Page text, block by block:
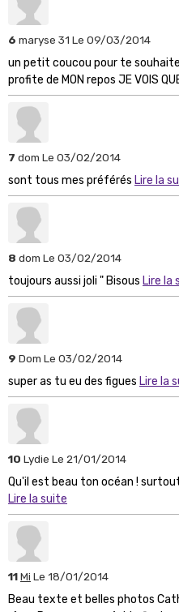
6 maryse 31 Le 09/03/2014
un petit coucou pour te
profite de MON repos JE VOIS
7 dom Le 03/02/2014
sont tous mes préférés Lire la
8 dom Le 03/02/2014
toujours aussi joli " Bisous Lire la
9 Dom Le 03/02/2014
super as tu eu des figues Lire la
10 Lydie Le 21/01/2014
Qu'il est beau ton océan !
Lire la suite
11Mi Le 18/01/2014
Beau texte et belles photos